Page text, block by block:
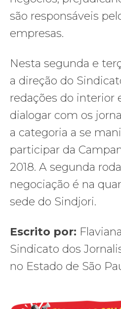
são responsáveis
empresas.
Nesta segunda e
a direção do
redações do interior
dialogar com os
a categoria a se
participar da
2018. A segunda
negociação é na
sede do Sindjori.
Escrito por:
Sindicato dos
no Estado de São